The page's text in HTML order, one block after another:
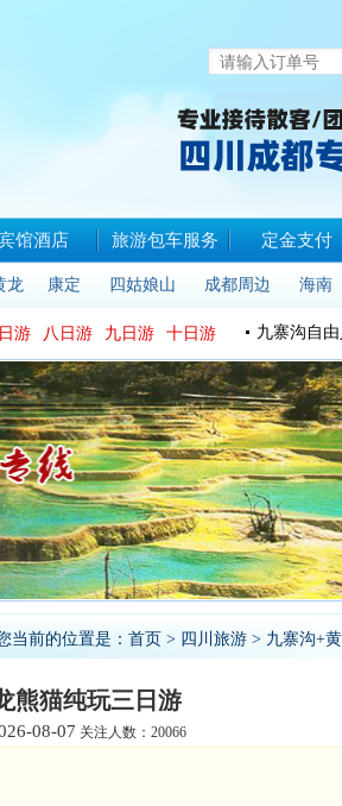
馆酒店 旅游包车服务 定金支付
龙 康定 四姑娘山 成都周边 海南
游 八日游 九日游 十日游 九寨沟自由
当前的位置是： 首页 > 四川旅游 > 九寨沟+
熊猫纯玩三日游
08-07 关注人数：20066